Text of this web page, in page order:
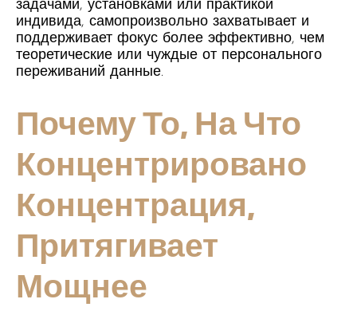
задачами, установками или практикой
индивида, самопроизвольно захватывает и
поддерживает фокус более эффективно, чем
теоретические или чуждые от персонального
переживаний данные.
Почему То, На Что
Концентрировано
Концентрация,
Притягивает
Мощнее